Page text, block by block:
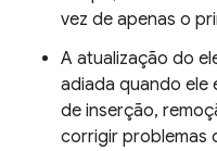
vez de apenas o
A atualização do
adiada quando ele
de inserção,
corrigir problemas